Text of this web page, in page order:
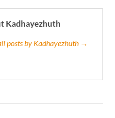
Kadhayezhuth
posts by Kadhayezhuth →